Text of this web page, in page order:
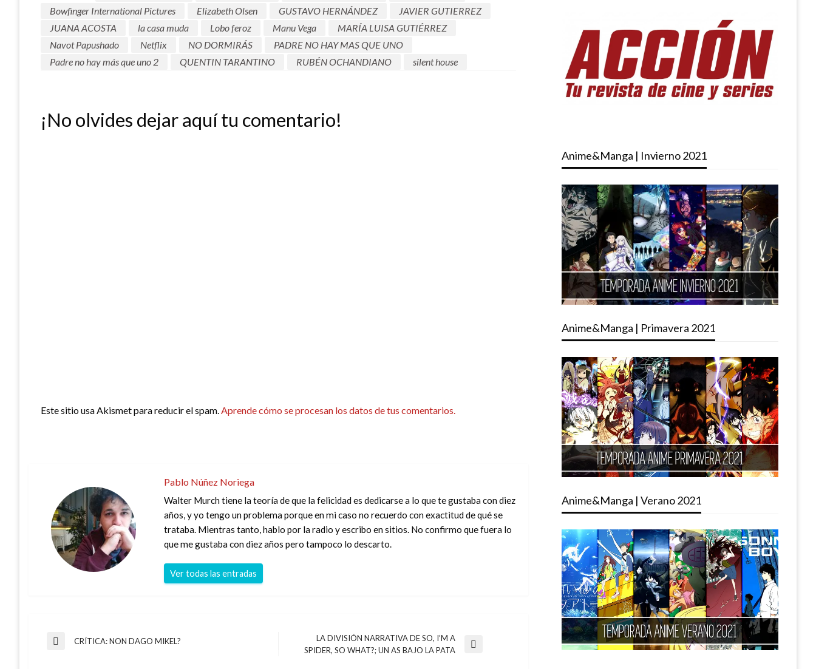
Bowfinger International Pictures
Elizabeth Olsen GUSTAVO HERNÁNDEZ
JAVIER GUTIERREZ
JUANA ACOSTA
la casa muda Lobo feroz Manu Vega
MARÍA LUISA GUTIÉRREZ
Navot Papushado
Netflix NO DORMIRÁS
PADRE NO HAY MAS QUE UNO
Padre no hay más que uno 2
QUENTIN TARANTINO RUBÉN OCHANDIANO silent house
¡No olvides dejar aquí tu comentario!
Este sitio usa Akismet para reducir el spam. Aprende cómo se procesan los datos de tus comentarios.
Pablo Núñez Noriega
Walter Murch tiene la teoría de que la felicidad es dedicarse a lo que te gustaba con diez
años, y yo tengo un problema porque en mi caso no recuerdo con exactitud de qué se
trataba. Mientras tanto, hablo por la radio y escribo en sitios. No confirmo que fuera lo
que me gustaba con diez años pero tampoco lo descarto.
Ver todas las entradas
Navegación
Entrada
CRÍTICA: NON DAGO MIKEL?
Entrada
LA DIVISIÓN NARRATIVA DE SO, I’M A
SPIDER, SO WHAT?; UN AS BAJO LA PATA
Anime&Manga | Invierno 2021
Anime&Manga | Primavera 2021
Anime&Manga | Verano 2021